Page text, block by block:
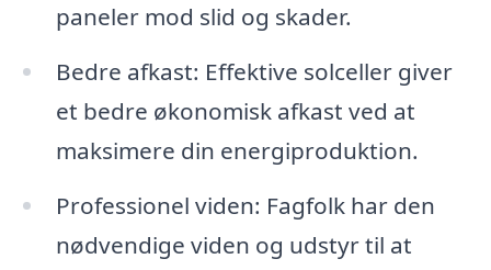
paneler mod slid og skader.
Bedre afkast: Effektive solceller giver
et bedre økonomisk afkast ved at
maksimere din energiproduktion.
Professionel viden: Fagfolk har den
nødvendige viden og udstyr til at